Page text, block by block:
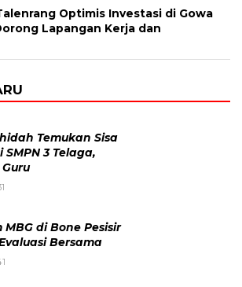
Optimis Investasi di Gowa
Lapangan Kerja dan
Temukan Sisa
3 Telaga,
di Bone Pesisir
Bersama